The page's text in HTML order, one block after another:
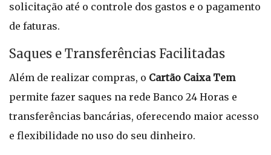
solicitação até o controle dos gastos e o pagamento
de faturas.
Saques e Transferências Facilitadas
Além de realizar compras, o Cartão Caixa Tem
permite fazer saques na rede Banco 24 Horas e
transferências bancárias, oferecendo maior acesso
e flexibilidade no uso do seu dinheiro.